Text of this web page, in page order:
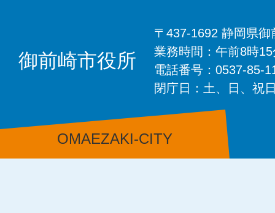
御前崎市役所
〒437-1692 静岡県
業務時間：午前8時
電話番号：0537-85-
閉庁日：土、日、祝
OMAEZAKI-CITY